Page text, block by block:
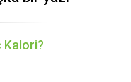
Kalori?